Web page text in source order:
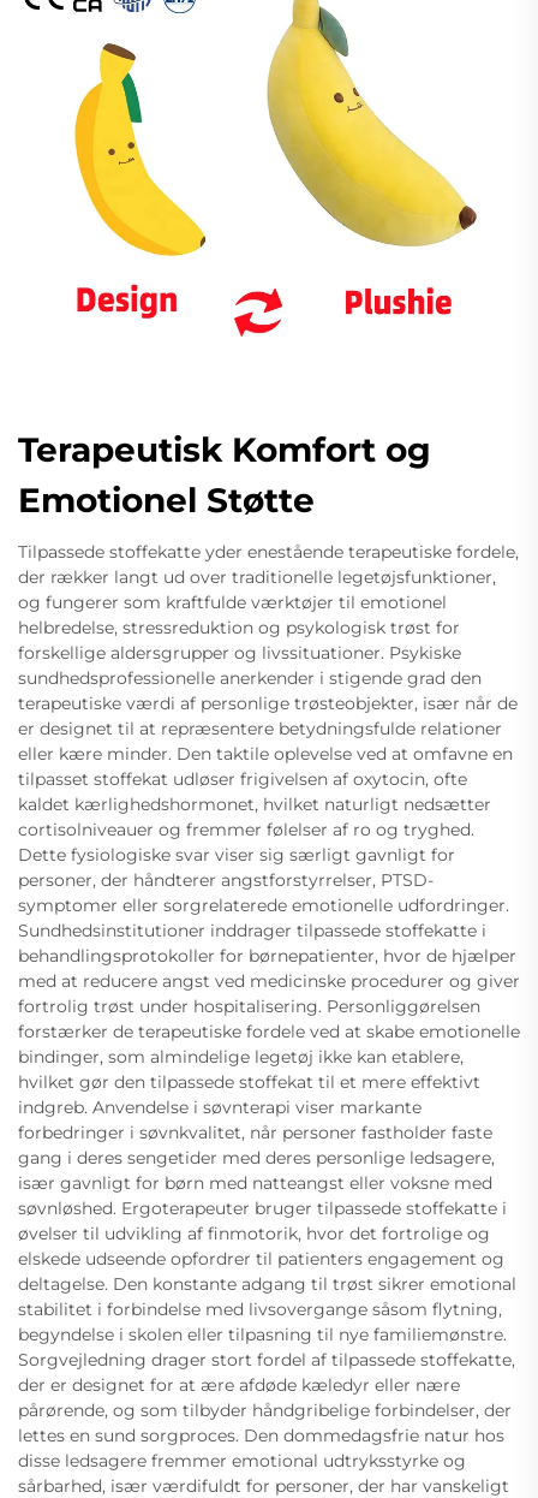
Terapeutisk Komfort og
Emotionel Støtte
Tilpassede stoffekatte yder enestående terapeutiske fordele,
der rækker langt ud over traditionelle legetøjsfunktioner,
og fungerer som kraftfulde værktøjer til emotionel
helbredelse, stressreduktion og psykologisk trøst for
forskellige aldersgrupper og livssituationer. Psykiske
sundhedsprofessionelle anerkender i stigende grad den
terapeutiske værdi af personlige trøsteobjekter, især når de
er designet til at repræsentere betydningsfulde relationer
eller kære minder. Den taktile oplevelse ved at omfavne en
tilpasset stoffekat udløser frigivelsen af oxytocin, ofte
kaldet kærlighedshormonet, hvilket naturligt nedsætter
cortisolniveauer og fremmer følelser af ro og tryghed.
Dette fysiologiske svar viser sig særligt gavnligt for
personer, der håndterer angstforstyrrelser, PTSD-
symptomer eller sorgrelaterede emotionelle udfordringer.
Sundhedsinstitutioner inddrager tilpassede stoffekatte i
behandlingsprotokoller for børnepatienter, hvor de hjælper
med at reducere angst ved medicinske procedurer og giver
fortrolig trøst under hospitalisering. Personliggørelsen
forstærker de terapeutiske fordele ved at skabe emotionelle
bindinger, som almindelige legetøj ikke kan etablere,
hvilket gør den tilpassede stoffekat til et mere effektivt
indgreb. Anvendelse i søvnterapi viser markante
forbedringer i søvnkvalitet, når personer fastholder faste
gang i deres sengetider med deres personlige ledsagere,
især gavnligt for børn med natteangst eller voksne med
søvnløshed. Ergoterapeuter bruger tilpassede stoffekatte i
øvelser til udvikling af finmotorik, hvor det fortrolige og
elskede udseende opfordrer til patienters engagement og
deltagelse. Den konstante adgang til trøst sikrer emotional
stabilitet i forbindelse med livsovergange såsom flytning,
begyndelse i skolen eller tilpasning til nye familiemønstre.
Sorgvejledning drager stort fordel af tilpassede stoffekatte,
der er designet for at ære afdøde kæledyr eller nære
pårørende, og som tilbyder håndgribelige forbindelser, der
lettes en sund sorgproces. Den dommedagsfrie natur hos
disse ledsagere fremmer emotional udtryksstyrke og
sårbarhed, især værdifuldt for personer, der har vanskeligt